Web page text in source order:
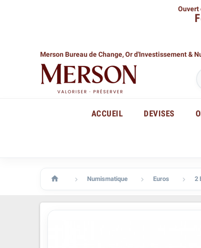
Ouvert
Merson Bureau de Change, Or d'Investissement &
ACCUEIL DEVISES
  Numismatique  Euros  2